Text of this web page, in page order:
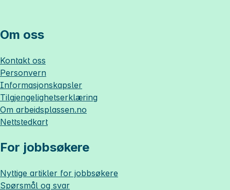
Om oss
Kontakt oss
Personvern
Informasjonskapsler
Tilgjengelighetserklæring
Om arbeidsplassen.no
Nettstedkart
For jobbsøkere
Nyttige artikler for jobbsøkere
Spørsmål og svar